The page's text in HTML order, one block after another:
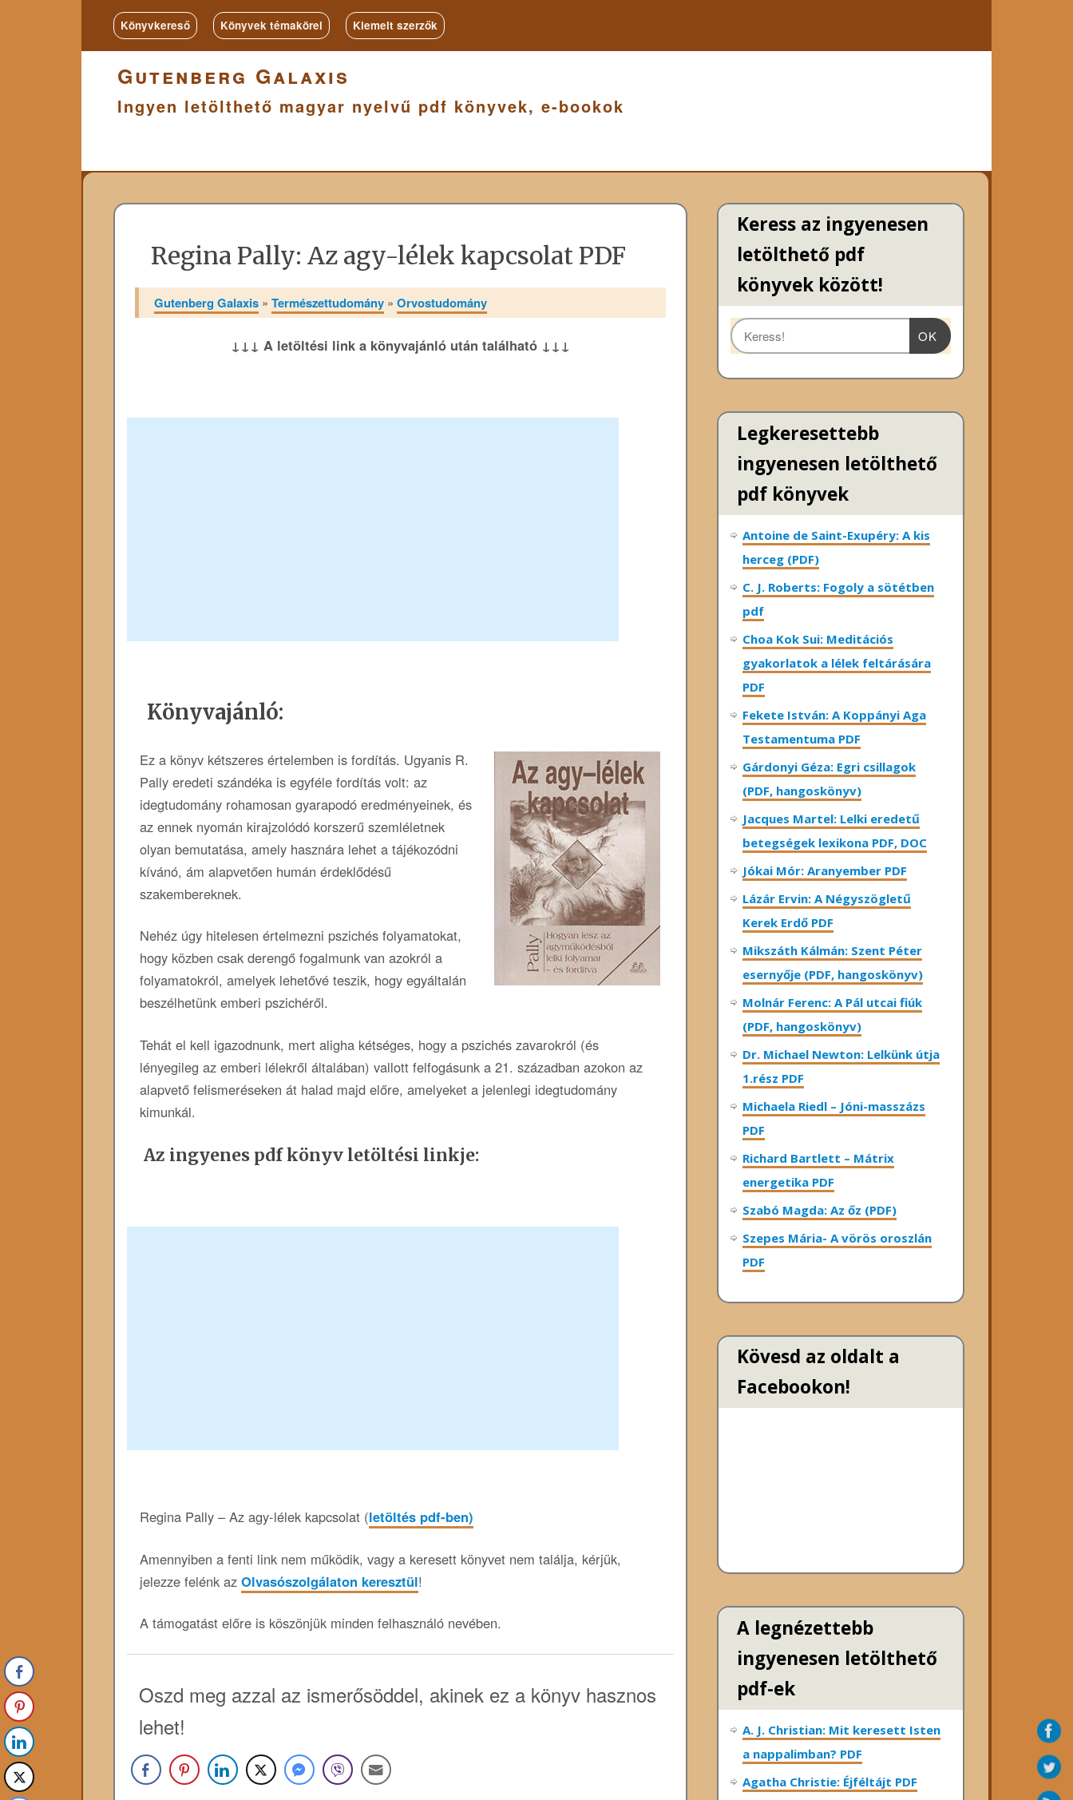
Könyvkereső Könyvek témakörei Kiemelt szerzők
Gutenberg Galaxis
Ingyen letölthető magyar nyelvű pdf könyvek, e-bookok
Regina Pally: Az agy-lélek kapcsolat PDF
Gutenberg Galaxis »Természettudomány »Orvostudomány
↓↓↓ A letöltési link a könyvajánló után található ↓↓↓
Könyvajánló:
Ez a könyv kétszeres értelemben is fordítás. Ugyanis R.
Pally eredeti szándéka is egyféle fordítás volt: az
idegtudomány rohamosan gyarapodó eredményeinek, és
az ennek nyomán kirajzolódó korszerű szemléletnek
olyan bemutatása, amely hasznára lehet a tájékozódni
kívánó, ám alapvetően humán érdeklődésű
szakembereknek.
Nehéz úgy hitelesen értelmezni pszichés folyamatokat,
hogy közben csak derengő fogalmunk van azokról a
folyamatokról, amelyek lehetővé teszik, hogy egyáltalán
beszélhetünk emberi pszichéről.
Tehát el kell igazodnunk, mert aligha kétséges, hogy a pszichés zavarokról (és
lényegileg az emberi lélekről általában) vallott felfogásunk a 21. században azokon az
alapvető felismeréseken át halad majd előre, amelyeket a jelenlegi idegtudomány
kimunkál.
Az ingyenes pdf könyv letöltési linkje:
Regina Pally – Az agy-lélek kapcsolat (letöltés pdf-ben)
Amennyiben a fenti link nem működik, vagy a keresett könyvet nem találja, kérjük,
jelezze felénk az Olvasószolgálaton keresztül!
A támogatást előre is köszönjük minden felhasználó nevében.
Oszd meg azzal az ismerősöddel, akinek ez a könyv hasznos
lehet!
Keress az ingyenesen
letölthető pdf
könyvek között!
OK
Legkeresettebb
ingyenesen letölthető
pdf könyvek
Antoine de Saint-Exupéry: A kis
herceg (PDF)
C. J. Roberts: Fogoly a sötétben
pdf
Choa Kok Sui: Meditációs
gyakorlatok a lélek feltárására
PDF
Fekete István: A Koppányi Aga
Testamentuma PDF
Gárdonyi Géza: Egri csillagok
(PDF, hangoskönyv)
Jacques Martel: Lelki eredetű
betegségek lexikona PDF, DOC
Jókai Mór: Aranyember PDF
Lázár Ervin: A Négyszögletű
Kerek Erdő PDF
Mikszáth Kálmán: Szent Péter
esernyője (PDF, hangoskönyv)
Molnár Ferenc: A Pál utcai fiúk
(PDF, hangoskönyv)
Dr. Michael Newton: Lelkünk útja
1.rész PDF
Michaela Riedl – Jóni-masszázs
PDF
Richard Bartlett – Mátrix
energetika PDF
Szabó Magda: Az őz (PDF)
Szepes Mária- A vörös oroszlán
PDF
Kövesd az oldalt a
Facebookon!
A legnézettebb
ingyenesen letölthető
pdf-ek
A. J. Christian: Mit keresett Isten
a nappalimban? PDF
Agatha Christie: Éjféltájt PDF